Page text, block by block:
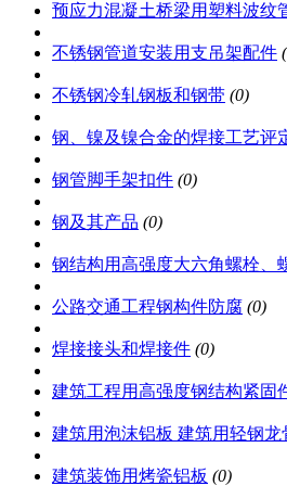
预应力混凝土桥梁用塑料波纹
不锈钢管道安装用支吊架配件
不锈钢冷轧钢板和钢带 (0)
钢、镍及镍合金的焊接工艺评
钢管脚手架扣件 (0)
钢及其产品 (0)
钢结构用高强度大六角螺栓、
公路交通工程钢构件防腐 (0)
焊接接头和焊接件 (0)
建筑工程用高强度钢结构紧固
建筑用泡沫铝板 建筑用轻钢龙
建筑装饰用烤瓷铝板 (0)